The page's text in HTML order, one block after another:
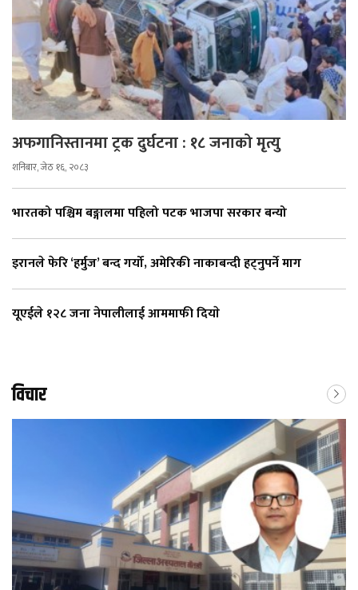
अफगानिस्तानमा ट्रक दुर्घटना : १८ जनाको मृत्यु
शनिबार, जेठ १६, २०८३
भारतको पश्चिम बङ्गालमा पहिलो पटक भाजपा सरकार बन्यो
इरानले फेरि ‘हर्मुज’ बन्द गर्यो, अमेरिकी नाकाबन्दी हट्नुपर्ने माग
यूएईले १२८ जना नेपालीलाई आममाफी दियाे
विचार